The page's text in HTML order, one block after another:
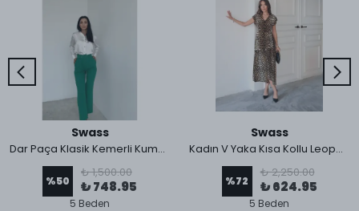
Swass
Dar Paça Klasik Kemerli Kumaş Pantolon Koyu Yeşil
%50
₺ 1,500.00
₺ 748.95
5 Beden
Swass
Kadın V Yaka Kısa Kollu Leopar Desenli Elbise
%72
₺ 2,250.00
₺ 624.95
5 Beden